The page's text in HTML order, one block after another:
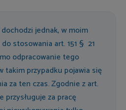
jednak, w moim
stosowania art. 151 § 21
odpracowanie tego
takim przypadku pojawia się
za ten czas. Zgodnie z art.
przysługuje za pracę